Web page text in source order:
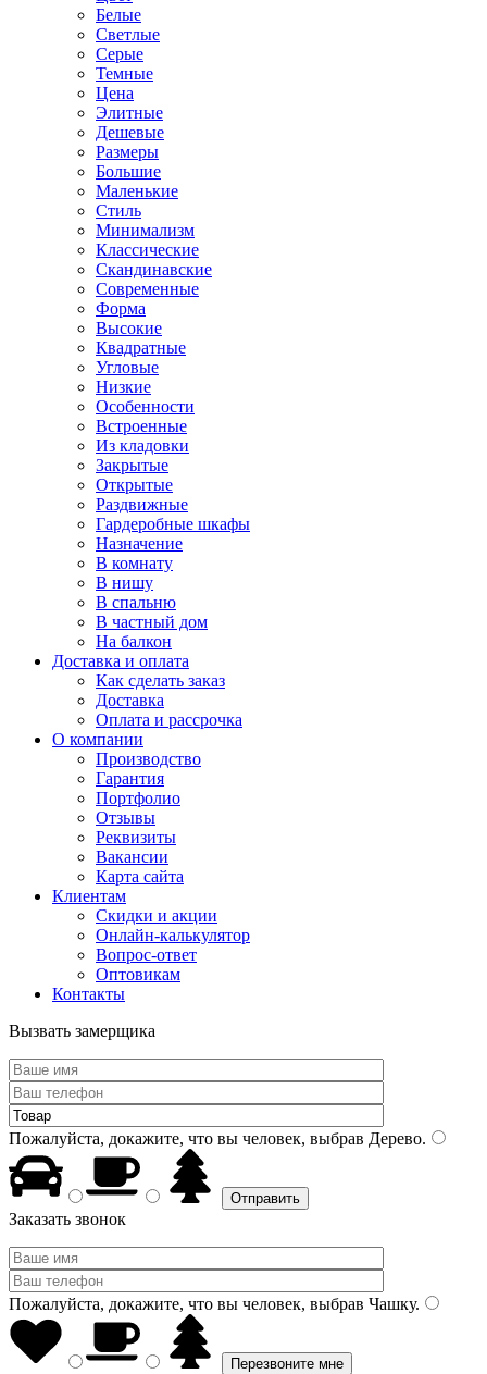
Белые
Светлые
Серые
Темные
Цена
Элитные
Дешевые
Размеры
Большие
Маленькие
Стиль
Минимализм
Классические
Скандинавские
Современные
Форма
Высокие
Квадратные
Угловые
Низкие
Особенности
Встроенные
Из кладовки
Закрытые
Открытые
Раздвижные
Гардеробные шкафы
Назначение
В комнату
В нишу
В спальню
В частный дом
На балкон
Доставка и оплата
Как сделать заказ
Доставка
Оплата и рассрочка
О компании
Производство
Гарантия
Портфолио
Отзывы
Реквизиты
Вакансии
Карта сайта
Клиентам
Скидки и акции
Онлайн-калькулятор
Вопрос-ответ
Оптовикам
Контакты
Вызвать замерщика
Пожалуйста, докажите, что вы человек, выбрав Дерево.
Заказать звонок
Пожалуйста, докажите, что вы человек, выбрав Чашку.